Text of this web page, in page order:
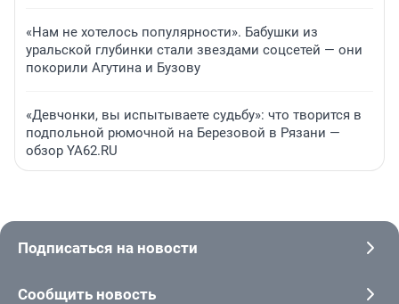
«Нам не хотелось популярности». Бабушки из
уральской глубинки стали звездами соцсетей — они
покорили Агутина и Бузову
«Девчонки, вы испытываете судьбу»: что творится в
подпольной рюмочной на Березовой в Рязани —
обзор YA62.RU
Подписаться на новости
Сообщить новость